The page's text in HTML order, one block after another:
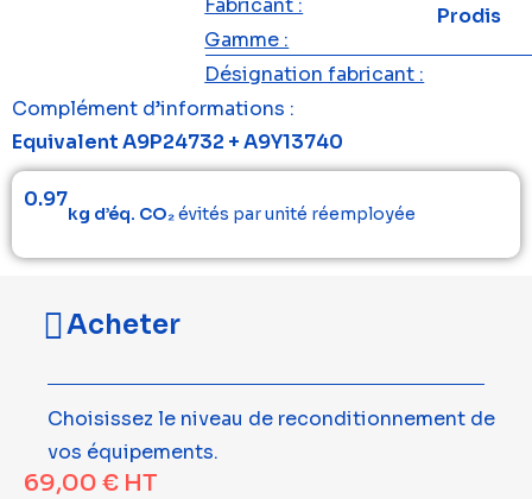
Fabricant :
Gamme :
Prodis
Désignation fabricant :
Complément d’informations :
Equivalent A9P24732 + A9Y13740
0.97
kg d’éq. CO₂évités par unité réemployée
Acheter
Choisissez le niveau de reconditionnement de
vos équipements.
69,00 € HT